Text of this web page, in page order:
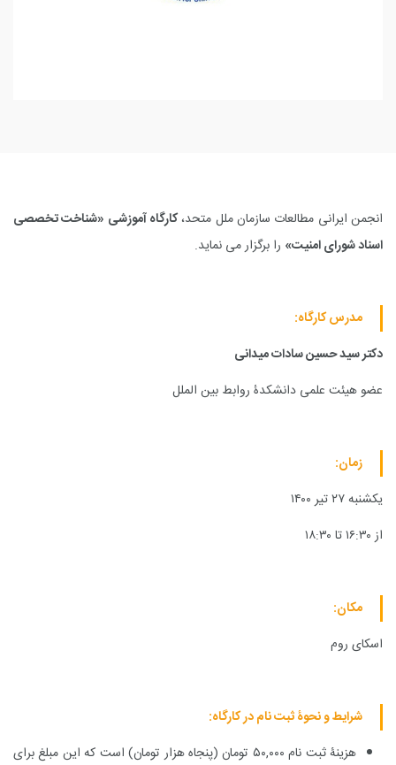
انجمن ایرانی مطالعات سازمان ملل متحد،کارگاه آموزشی «شناخت تخصصی
اسناد شورای امنیت» را برگزار می نماید.
مدرس کارگاه:
دکتر سید حسین سادات میدانی
عضو هیئت علمی دانشکدۀ روابط بین الملل
زمان:
یکشنبه۲۷تیر۱۴۰۰
از۱۶:۳۰تا ۱۸:۳۰
مکان:
اسکای روم
شرایط و نحوۀ ثبت نام در کارگاه:
هزینۀ ثبت نام ۵۰,۰۰۰ تومان (پنجاه هزار تومان) است که این مبلغ برای